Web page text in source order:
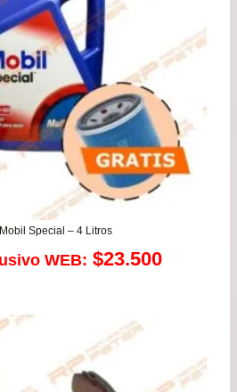
Special – 4 Litros
WEB: $23.500